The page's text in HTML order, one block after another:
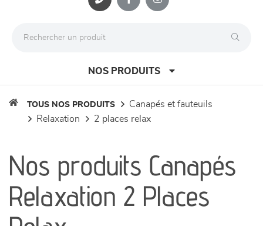
NOS PRODUITS
séjours
meubles de complément
TOUS NOS PRODUITS
canapés et fauteuils
relaxation
2 places relax
Nos produits Canapés
Relaxation 2 Places